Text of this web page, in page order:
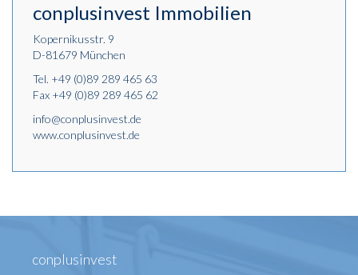
conplusinvest Immobilien
Kopernikusstr. 9
D-81679 München
Tel. +49 (0)89 289 465 63
Fax +49 (0)89 289 465 62
info@conplusinvest.de
www.conplusinvest.de
conplusinvest